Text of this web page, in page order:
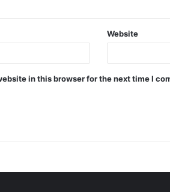
Website
in this browser for the next time I